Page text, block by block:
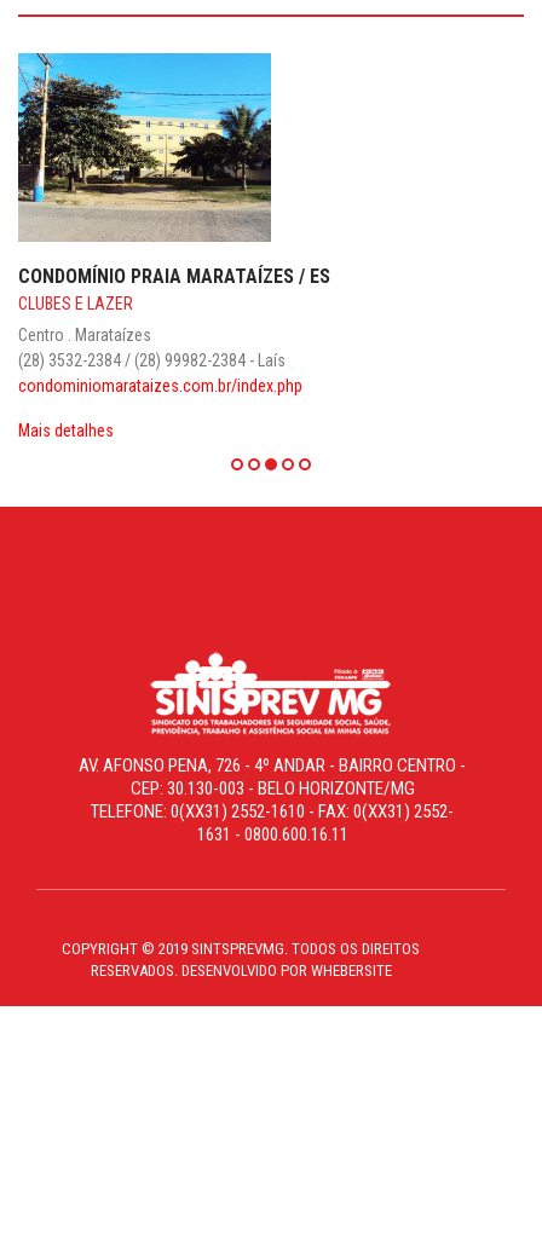
CONDOMÍNIO PRAIA MARATAÍZES / ES
CLUBES E LAZER
Centro . Marataízes
(28) 3532-2384 / (28) 99982-2384 - Laís
condominiomarataizes.com.br/index.php
Mais detalhes
AV. AFONSO PENA, 726 - 4º ANDAR - BAIRRO CENTRO -
CEP: 30.130-003 - BELO HORIZONTE/MG
TELEFONE: 0(XX31) 2552-1610 - FAX: 0(XX31) 2552-
1631 - 0800.600.16.11
COPYRIGHT © 2019 SINTSPREVMG. TODOS OS DIREITOS
RESERVADOS. DESENVOLVIDO POR WHEBERSITE